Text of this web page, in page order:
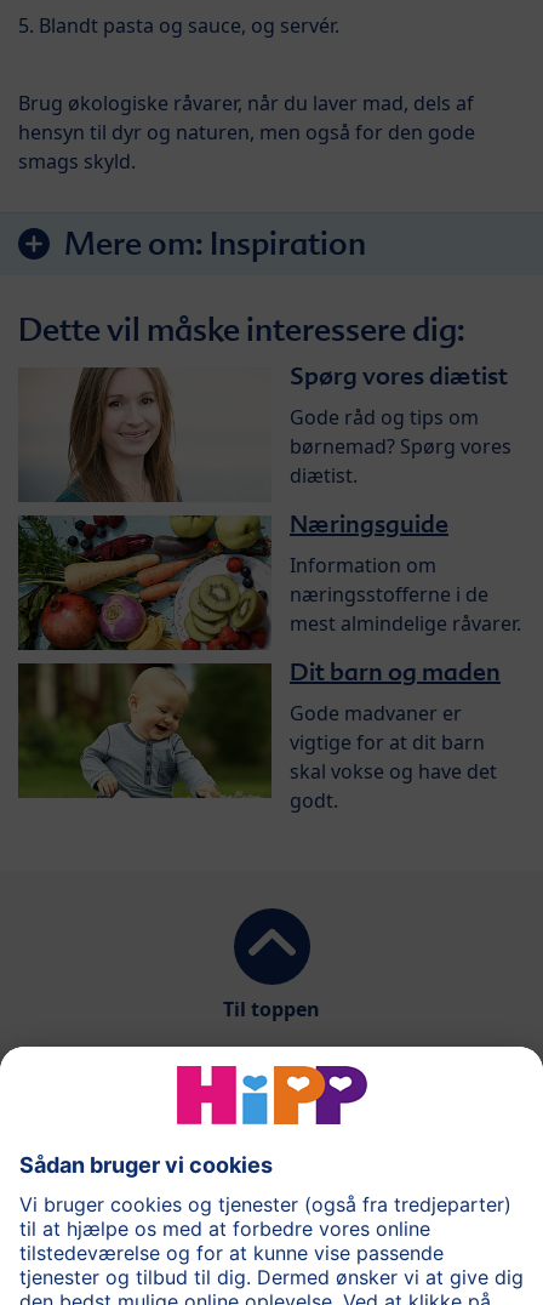
5. Blandt pasta og sauce, og servér.
Brug økologiske råvarer, når du laver mad, dels af
hensyn til dyr og naturen, men også for den gode
smags skyld.
Mere om: Inspiration
Dette vil måske interessere dig:
Spørg vores diætist
Gode råd og tips om
børnemad? Spørg vores
diætist.
Næringsguide
Information om
næringsstofferne i de
mest almindelige råvarer.
Dit barn og maden
Gode madvaner er
vigtige for at dit barn
skal vokse og have det
godt.
Til toppen
Vores produkter
Dit barn og maden
Inspiration
Spørgsmål og svar